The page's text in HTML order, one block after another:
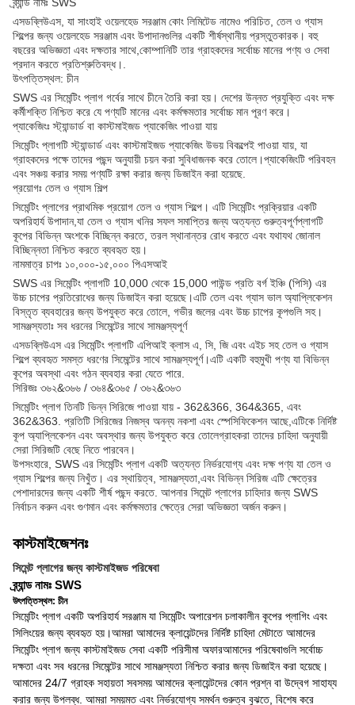
এসডব্লিউএস, যা সাংহাই ওয়েলহেড সরঞ্জাম কোং লিমিটেড নামেও পরিচিত, তেল ও গ্যাস
শিল্পের জন্য ওয়েলহেড সরঞ্জাম এবং উপাদানগুলির একটি শীর্ষস্থানীয় প্রস্তুতকারক। বহু
বছরের অভিজ্ঞতা এবং দক্ষতার সাথে,কোম্পানিটি তার গ্রাহকদের সর্বোচ্চ মানের পণ্য ও সেবা
প্রদান করতে প্রতিশ্রুতিবদ্ধ।.
উৎপত্তিস্থল: চীন
SWS এর সিমেন্টিং প্লাগ গর্বের সাথে চীনে তৈরি করা হয়। দেশের উন্নত প্রযুক্তি এবং দক্ষ
কর্মীশক্তি নিশ্চিত করে যে পণ্যটি মানের এবং কর্মক্ষমতার সর্বোচ্চ মান পূরণ করে।
প্যাকেজিংঃ স্ট্যান্ডার্ড বা কাস্টমাইজড প্যাকেজিং পাওয়া যায়
সিমেন্টিং প্লাগটি স্ট্যান্ডার্ড এবং কাস্টমাইজড প্যাকেজিং উভয় বিকল্পেই পাওয়া যায়, যা
গ্রাহকদের পক্ষে তাদের পছন্দ অনুযায়ী চয়ন করা সুবিধাজনক করে তোলে।প্যাকেজিংটি পরিবহন
এবং সঞ্চয় করার সময় পণ্যটি রক্ষা করার জন্য ডিজাইন করা হয়েছে.
প্রয়োগঃ তেল ও গ্যাস শিল্প
সিমেন্টিং প্লাগের প্রাথমিক প্রয়োগ তেল ও গ্যাস শিল্পে। এটি সিমেন্টিং প্রক্রিয়ার একটি
অপরিহার্য উপাদান,যা তেল ও গ্যাস খনির সফল সমাপ্তির জন্য অত্যন্ত গুরুত্বপূর্ণপ্লাগটি
কূপের বিভিন্ন অংশকে বিচ্ছিন্ন করতে, তরল স্থানান্তর রোধ করতে এবং যথাযথ জোনাল
বিচ্ছিন্নতা নিশ্চিত করতে ব্যবহৃত হয়।
নামমাত্র চাপঃ ১০,০০০-১৫,০০০ পিএসআই
SWS এর সিমেন্টিং প্লাগটি 10,000 থেকে 15,000 পাউন্ড প্রতি বর্গ ইঞ্চি (পিসি) এর
উচ্চ চাপের প্রতিরোধের জন্য ডিজাইন করা হয়েছে।এটি তেল এবং গ্যাস ভাল অ্যাপ্লিকেশন
বিস্তৃত ব্যবহারের জন্য উপযুক্ত করে তোলে, গভীর জলের এবং উচ্চ চাপের কূপগুলি সহ।
সামঞ্জস্যতাঃ সব ধরনের সিমেন্টের সাথে সামঞ্জস্যপূর্ণ
এসডব্লিউএস এর সিমেন্টিং প্লাগটি এপিআই ক্লাস এ, সি, জি এবং এইচ সহ তেল ও গ্যাস
শিল্পে ব্যবহৃত সমস্ত ধরণের সিমেন্টের সাথে সামঞ্জস্যপূর্ণ।এটি একটি বহুমুখী পণ্য যা বিভিন্ন
কূপের অবস্থা এবং গঠন ব্যবহার করা যেতে পারে.
সিরিজঃ ৩৬২&৩৬৬ / ৩৬৪&৩৬৫ / ৩৬২&৩৬৩
সিমেন্টিং প্লাগ তিনটি ভিন্ন সিরিজে পাওয়া যায় - 362&366, 364&365, এবং
362&363. প্রতিটি সিরিজের নিজস্ব অনন্য নকশা এবং স্পেসিফিকেশন আছে,এটিকে নির্দিষ্ট
কূপ অ্যাপ্লিকেশন এবং অবস্থার জন্য উপযুক্ত করে তোলেগ্রাহকরা তাদের চাহিদা অনুযায়ী
সেরা সিরিজটি বেছে নিতে পারবেন।
উপসংহারে, SWS এর সিমেন্টিং প্লাগ একটি অত্যন্ত নির্ভরযোগ্য এবং দক্ষ পণ্য যা তেল ও
গ্যাস শিল্পের জন্য নিখুঁত। এর স্থায়িত্ব, সামঞ্জস্যতা,এবং বিভিন্ন সিরিজ এটি ক্ষেত্রের
পেশাদারদের জন্য একটি শীর্ষ পছন্দ করতে. আপনার সিমেন্ট প্লাগের চাহিদার জন্য SWS
নির্বাচন করুন এবং গুণমান এবং কর্মক্ষমতার ক্ষেত্রে সেরা অভিজ্ঞতা অর্জন করুন।
কাস্টমাইজেশনঃ
সিমেন্ট প্লাগের জন্য কাস্টমাইজড পরিষেবা
ব্র্যান্ড নামঃ SWS
উৎপত্তিস্থল: চীন
সিমেন্টিং প্লাগ একটি অপরিহার্য সরঞ্জাম যা সিমেন্টিং অপারেশন চলাকালীন কূপের প্লাগিং এবং
সিলিংয়ের জন্য ব্যবহৃত হয়।আমরা আমাদের ক্লায়েন্টদের নির্দিষ্ট চাহিদা মেটাতে আমাদের
সিমেন্টিং প্লাগ জন্য কাস্টমাইজড সেবা একটি পরিসীমা অফারআমাদের পরিষেবাগুলি সর্বোচ্চ
দক্ষতা এবং সব ধরনের সিমেন্টের সাথে সামঞ্জস্যতা নিশ্চিত করার জন্য ডিজাইন করা হয়েছে।
আমাদের 24/7 গ্রাহক সহায়তা সবসময় আমাদের ক্লায়েন্টদের কোন প্রশ্ন বা উদ্বেগ সাহায্য
করার জন্য উপলব্ধ. আমরা সময়মত এবং নির্ভরযোগ্য সমর্থন গুরুত্ব বুঝতে, বিশেষ করে